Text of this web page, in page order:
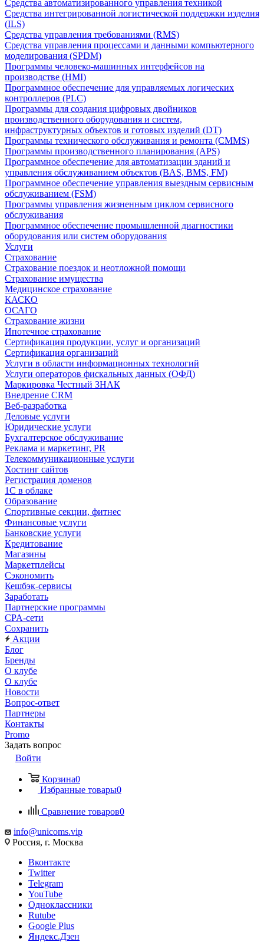
Средства автоматизированного управления техникой
Средства интегрированной логистической поддержки изделия
(ILS)
Средства управления требованиями (RMS)
Средства управления процессами и данными компьютерного
моделирования (SPDM)
Программы человеко-машинных интерфейсов на
производстве (HMI)
Программное обеспечение для управляемых логических
контроллеров (PLC)
Программы для создания цифровых двойников
производственного оборудования и систем,
инфраструктурных объектов и готовых изделий (DT)
Программы технического обслуживания и ремонта (CMMS)
Программы производственного планирования (APS)
Программное обеспечение для автоматизации зданий и
управления обслуживанием объектов (BAS, BMS, FM)
Программное обеспечение управления выездным сервисным
обслуживанием (FSM)
Программы управления жизненным циклом сервисного
обслуживания
Программное обеспечение промышленной диагностики
оборудования или систем оборудования
Услуги
Страхование
Страхование поездок и неотложной помощи
Страхование имущества
Медицинское страхование
КАСКО
ОСАГО
Страхование жизни
Ипотечное страхование
Сертификация продукции, услуг и организаций
Сертификация организаций
Услуги в области информационных технологий
Услуги операторов фискальных данных (ОФД)
Маркировка Честный ЗНАК
Внедрение CRM
Веб-разработка
Деловые услуги
Юридические услуги
Бухгалтерское обслуживание
Реклама и маркетинг, PR
Телекоммуникационные услуги
Хостинг сайтов
Регистрация доменов
1С в облаке
Образование
Спортивные секции, фитнес
Финансовые услуги
Банковские услуги
Кредитование
Магазины
Маркетплейсы
Сэкономить
Кешбэк-сервисы
Заработать
Партнерские программы
CPA-сети
Сохранить
Акции
Блог
Бренды
О клубе
О клубе
Новости
Вопрос-ответ
Партнеры
Контакты
Promo
Задать вопрос
Войти
Корзина0
Избранные товары0
Сравнение товаров0
info@unicoms.vip
Россия, г. Москва
Вконтакте
Twitter
Telegram
YouTube
Одноклассники
Rutube
Google Plus
Яндекс.Дзен